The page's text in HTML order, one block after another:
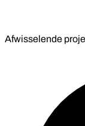
Afwisselende